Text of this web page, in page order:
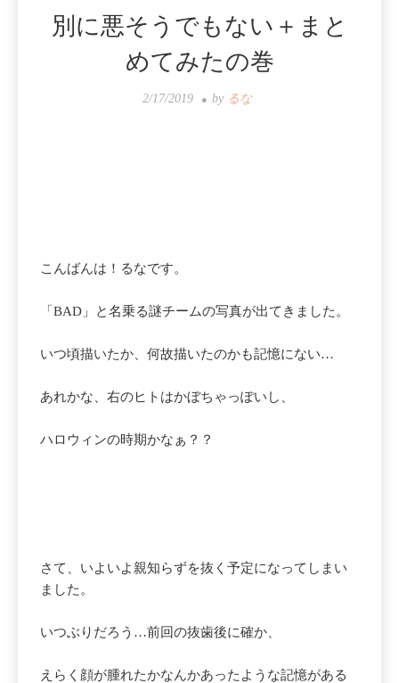
別に悪そうでもない＋まと
めてみたの巻
2/17/2019 by るな
こんばんは！るなです。
「BAD」と名乗る謎チームの写真が出てきました。
いつ頃描いたか、何故描いたのかも記憶にない…
あれかな、右のヒトはかぼちゃっぽいし、
ハロウィンの時期かなぁ？？
さて、いよいよ親知らずを抜く予定になってしまい
ました。
いつぶりだろう…前回の抜歯後に確か、
えらく顔が腫れたかなんかあったような記憶がある